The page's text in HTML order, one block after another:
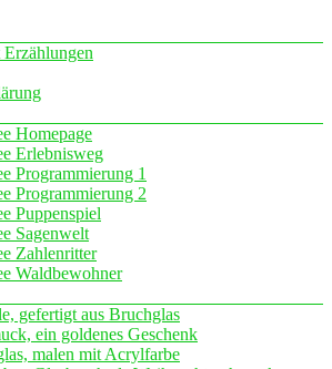
Homepage
Erlebnisweg
Programmierung 1
Programmierung 2
Puppenspiel
Sagenwelt
Zahlenritter
Waldbewohner
gefertigt aus Bruchglas
ein goldenes Geschenk
malen mit Acrylfarbe